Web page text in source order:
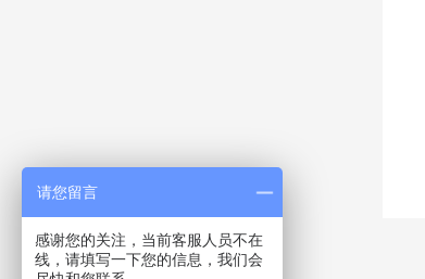
请您留言
感谢您的关注，当前客服人员不在
线，请填写一下您的信息，我们会